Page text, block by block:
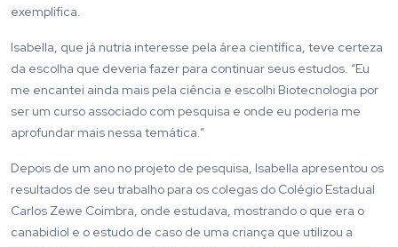
exemplifica.
Isabella, que já nutria interesse pela área científica, teve certeza
da escolha que deveria fazer para continuar seus estudos. “Eu
me encantei ainda mais pela ciência e escolhi Biotecnologia por
ser um curso associado com pesquisa e onde eu poderia me
aprofundar mais nessa temática.”
Depois de um ano no projeto de pesquisa, Isabella apresentou os
resultados de seu trabalho para os colegas do Colégio Estadual
Carlos Zewe Coimbra, onde estudava, mostrando o que era o
canabidiol e o estudo de caso de uma criança que utilizou a